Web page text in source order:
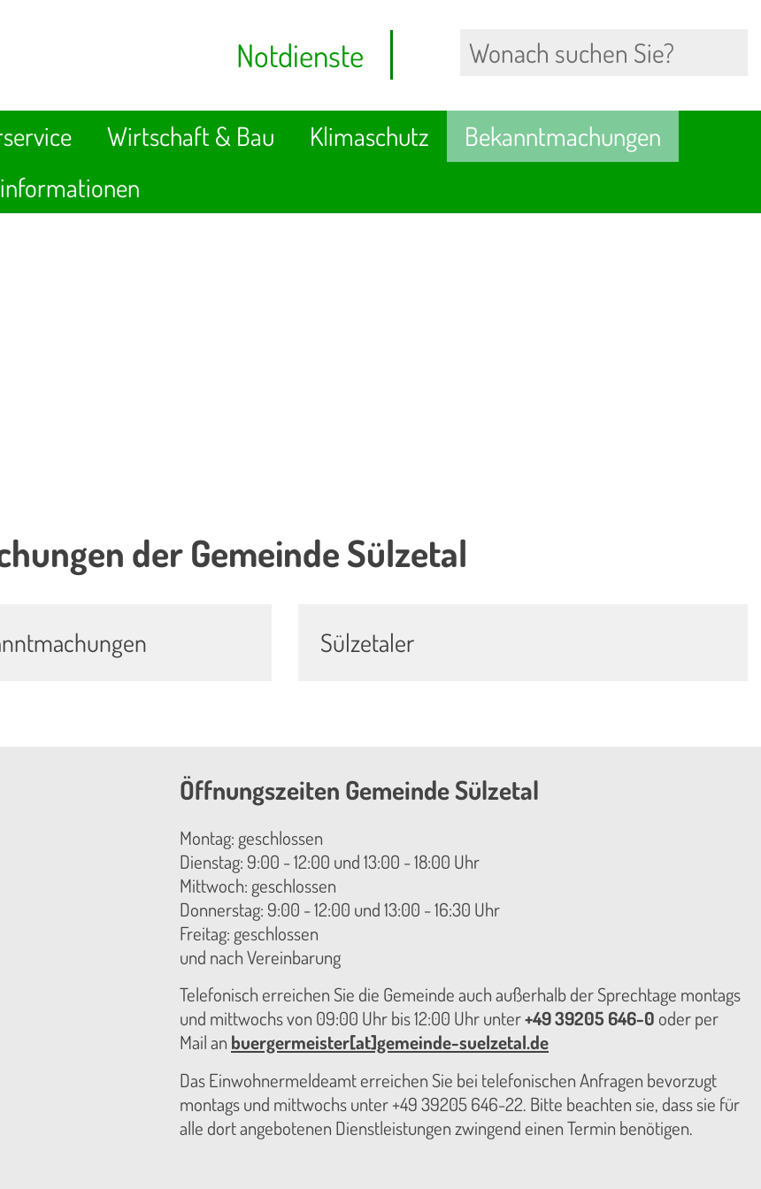
Notdienste
Wirtschaft & Bau Klimaschutz
Bekanntmachungen
der Gemeinde Sülzetal
Sülzetaler
Öffnungszeiten Gemeinde Sülzetal
Montag: geschlossen
Dienstag: 9:00 - 12:00 und 13:00 - 18:00 Uhr
Mittwoch: geschlossen
Donnerstag: 9:00 - 12:00 und 13:00 - 16:30 Uhr
Freitag: geschlossen
und nach Vereinbarung
Telefonisch erreichen Sie die Gemeinde auch außerhalb der Sprechtage montags
und mittwochs von 09:00 Uhr bis 12:00 Uhr unter+49 39205 646-0 oder per
Mail an buergermeister[at]gemeinde-suelzetal.de
Das Einwohnermeldeamt erreichen Sie bei telefonischen Anfragen bevorzugt
montags und mittwochs unter +49 39205 646-22. Bitte beachten sie, dass sie für
alle dort angebotenen Dienstleistungen zwingend einen Termin benötigen.